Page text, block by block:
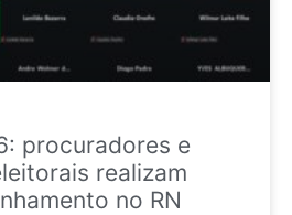
procuradores e
realizam
no RN